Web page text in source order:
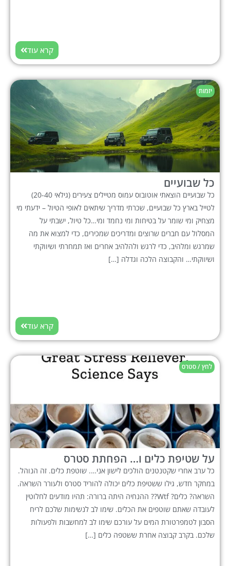
קרא עוד
יזמות
כל שבועיים
כל שבועיים הוצאתי אוטובוס עמוס מטיילים צעירים (גילאי 20-40)
לטייל בארץ כל שבועיים, שכרתי מדריך שיתאים לאופי הטיול – ידעתי מי
מצחיק ומי שומר על בטיחות ומי נחמד ומי…כל טיול, ישבתי על
המסלול עם חברים שרוצים ומדריכים שמכירים, כדי למצוא את מה
שמרגש ומלהיב, כדי לרגש ולהלהיב אחרים ואז תמחרתי ושיווקתי
ושיווקתי… והקבוצה הלכה וגדלה […]
קרא עוד
לחץ / סטרס
על שטיפת כלים ו… הפחתת סטרס
כל ערב אחרי שקטנטנים הולכים לישון אני…. שוטפת כלים. זה הנוהל.
במחקר חדש, גילו ששטיפת כלים יכולה להוריד סטרס ולעורר השראה.
השראה? כלים? Wtf?? ההנחיה היתה ברורה: תהיו מודעים לחלוטין
לעובדה שאתם שוטפים את הכלים. שימו לב לנשימות שלכם לריח
הסבון לטמפרטורת המים על עורכם שימו לב למחשבות ולפעולות
שלכם. בקרב קבוצה אחרת ששטפה כלים […]